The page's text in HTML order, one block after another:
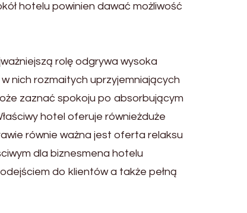
hotelu powinien dawać możliwość
rolę odgrywa wysoka
nich rozmaitych uprzyjemniających
zaznać spokoju po absorbującym
hotel oferuje równieżduże
równie ważna jest oferta relaksu
dla biznesmena hotelu
do klientów a także pełną